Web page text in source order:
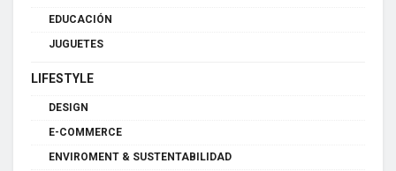
EDUCACIÓN
JUGUETES
LIFESTYLE
DESIGN
E-COMMERCE
ENVIROMENT & SUSTENTABILIDAD